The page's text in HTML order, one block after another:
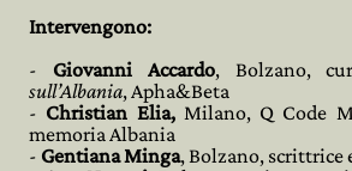
Intervengono:
- Giovanni Accardo, Bolzano,
sull’Albania, Apha&Beta
- Christian Elia,Milano, Q Code
memoria Albania
- Gentiana Minga, Bolzano, scrittrice